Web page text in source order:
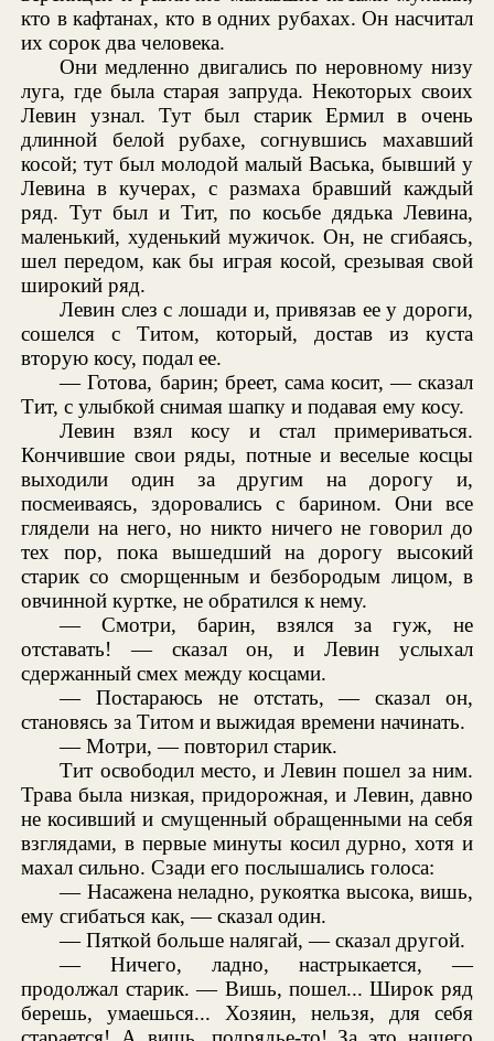
кто в кафтанах, кто в одних рубахах. Он насчитал
их сорок два человека.
Они медленно двигались по неровному низу
луга, где была старая запруда. Некоторых своих
Левин узнал. Тут был старик Ермил в очень
длинной белой рубахе, согнувшись махавший
косой; тут был молодой малый Васька, бывший у
Левина в кучерах, с размаха бравший каждый
ряд. Тут был и Тит, по косьбе дядька Левина,
маленький, худенький мужичок. Он, не сгибаясь,
шел передом, как бы играя косой, срезывая свой
широкий ряд.
Левин слез с лошади и, привязав ее у дороги,
сошелся с Титом, который, достав из куста
вторую косу, подал ее.
— Готова, барин; бреет, сама косит, — сказал
Тит, с улыбкой снимая шапку и подавая ему косу.
Левин взял косу и стал примериваться.
Кончившие свои ряды, потные и веселые косцы
выходили один за другим на дорогу и,
посмеиваясь, здоровались с барином. Они все
глядели на него, но никто ничего не говорил до
тех пор, пока вышедший на дорогу высокий
старик со сморщенным и безбородым лицом, в
овчинной куртке, не обратился к нему.
— Смотри, барин, взялся за гуж, не
отставать! — сказал он, и Левин услыхал
сдержанный смех между косцами.
— Постараюсь не отстать, — сказал он,
становясь за Титом и выжидая времени начинать.
— Мотри, — повторил старик.
Тит освободил место, и Левин пошел за ним.
Трава была низкая, придорожная, и Левин, давно
не косивший и смущенный обращенными на себя
взглядами, в первые минуты косил дурно, хотя и
махал сильно. Сзади его послышались голоса:
— Насажена неладно, рукоятка высока, вишь,
ему сгибаться как, — сказал один.
— Пяткой больше налягай, — сказал другой.
— Ничего, ладно, настрыкается, —
продолжал старик. — Вишь, пошел... Широк ряд
берешь, умаешься... Хозяин, нельзя, для себя